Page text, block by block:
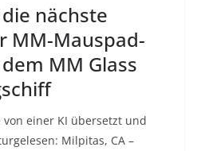
die nächste
MM-Mauspad-
MM Glass
einer KI übersetzt und
Milpitas, CA –